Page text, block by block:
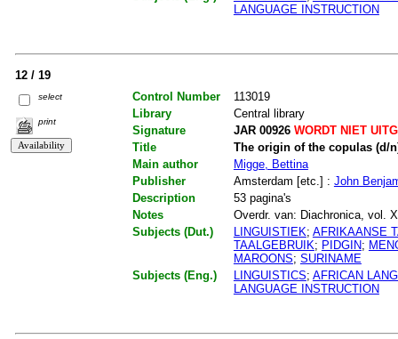
LANGUAGE INSTRUCTION
12 / 19
select
print
Control Number
113019
Library
Central library
Signature
JAR 00926WORDT NIET
Title
The origin of the copulas (d/
Main author
Migge, Bettina
Publisher
Amsterdam [etc.] : John
Description
53 pagina's
Notes
Overdr. van: Diachronica, vol.
Subjects (Dut.)
LINGUISTIEK; AFRIKAANSE
TAALGEBRUIK; PIDGIN;
MAROONS; SURINAME
Subjects (Eng.)
LINGUISTICS; AFRICAN
LANGUAGE INSTRUCTION